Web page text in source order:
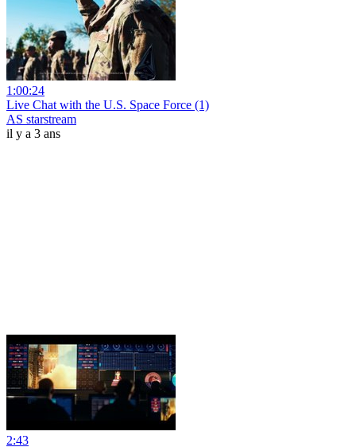
1:00:24
Live Chat with the U.S. Space Force (1)
AS starstream
il y a 3 ans
2:43